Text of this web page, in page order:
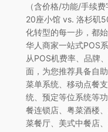
（含价格/功能/手续
20座小馆 vs. 洛杉矶
化转型的每一步，都
华人商家一站式POS
从POS机费率、品牌
面，为您推荐具备自
菜单系统、移动点餐
统、预定等位系统等
餐连锁店、粤菜酒楼
菜餐厅、美式中餐店